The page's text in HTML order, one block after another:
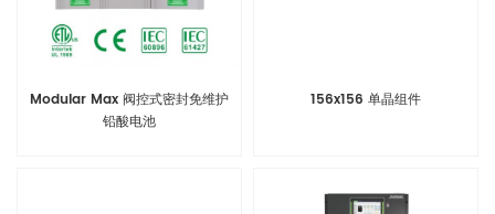
Modular Max 阀控式密封免维护
铅酸电池
156x156 单晶组件